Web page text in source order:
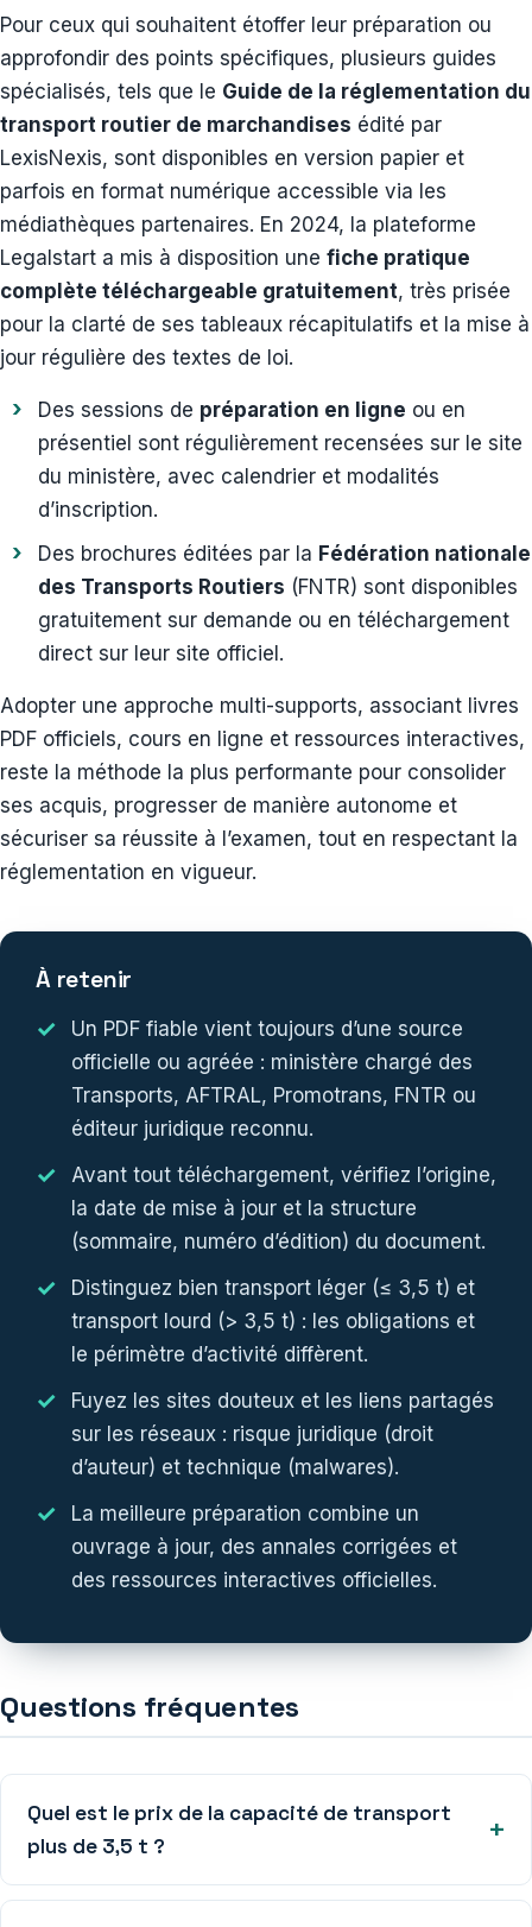
Pour ceux qui souhaitent étoffer leur préparation ou
approfondir des points spécifiques, plusieurs guides
spécialisés, tels que le Guide de la réglementation du
transport routier de marchandises édité par
LexisNexis, sont disponibles en version papier et
parfois en format numérique accessible via les
médiathèques partenaires. En 2024, la plateforme
Legalstart a mis à disposition une fiche pratique
complète téléchargeable gratuitement, très prisée
pour la clarté de ses tableaux récapitulatifs et la mise à
jour régulière des textes de loi.
Des sessions de préparation en ligne ou en
présentiel sont régulièrement recensées sur le site
du ministère, avec calendrier et modalités
d’inscription.
Des brochures éditées par la Fédération nationale
des Transports Routiers (FNTR) sont disponibles
gratuitement sur demande ou en téléchargement
direct sur leur site officiel.
Adopter une approche multi-supports, associant livres
PDF officiels, cours en ligne et ressources interactives,
reste la méthode la plus performante pour consolider
ses acquis, progresser de manière autonome et
sécuriser sa réussite à l’examen, tout en respectant la
réglementation en vigueur.
À retenir
Un PDF fiable vient toujours d’une source
officielle ou agréée : ministère chargé des
Transports, AFTRAL, Promotrans, FNTR ou
éditeur juridique reconnu.
Avant tout téléchargement, vérifiez l’origine,
la date de mise à jour et la structure
(sommaire, numéro d’édition) du document.
Distinguez bien transport léger (≤ 3,5 t) et
transport lourd (> 3,5 t) : les obligations et
le périmètre d’activité diffèrent.
Fuyez les sites douteux et les liens partagés
sur les réseaux : risque juridique (droit
d’auteur) et technique (malwares).
La meilleure préparation combine un
ouvrage à jour, des annales corrigées et
des ressources interactives officielles.
Questions fréquentes
Quel est le prix de la capacité de transport
plus de 3,5 t ?